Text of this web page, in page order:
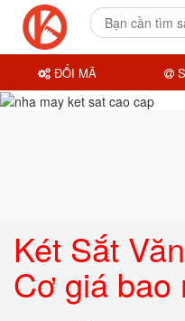
Két Sắt
Cơ giá bao
ĐỔI MÃ